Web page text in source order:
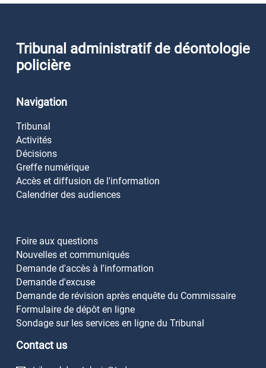
Tribunal administratif de déontologie
policière
Navigation
Tribunal
Activités
Décisions
Greffe numérique
Accès et diffusion de l'information
Calendrier des audiences
Foire aux questions
Nouvelles et communiqués
Demande d'accès à l'information
Demande d'excuse
Demande de révision après enquête du Commissaire
Formulaire de dépôt en ligne
Sondage sur les services en ligne du Tribunal
Contact us